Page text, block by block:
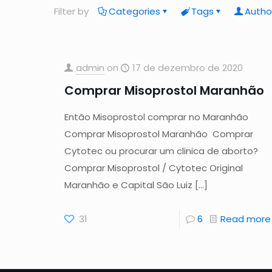
Filter by Categories Tags
admin on 17 de dezembro de 2020
Comprar Misoprostol Maranhão
Então Misoprostol comprar no Maranhão
Comprar Misoprostol Maranhão Comprar
Cytotec ou procurar um clinica de aborto?
Comprar Misoprostol / Cytotec Original
Maranhão e Capital São Luiz […]
31 6 Read more